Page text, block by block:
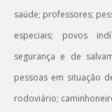
saúde; professores;
especiais; povos
segurança e de
pessoas em situação
rodoviário;